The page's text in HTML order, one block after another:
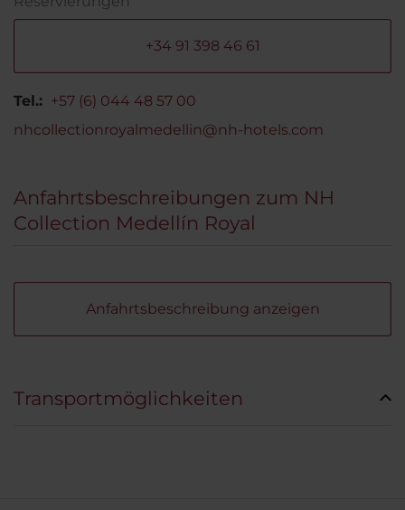
+34 91 398 46 61
Tel.: +57 (6) 044 48 57 00
nhcollectionroyalmedellin@nh-hotels.com
Anfahrtsbeschreibungen zum NH
Collection Medellín Royal
Anfahrtsbeschreibung anzeigen
Transportmöglichkeiten